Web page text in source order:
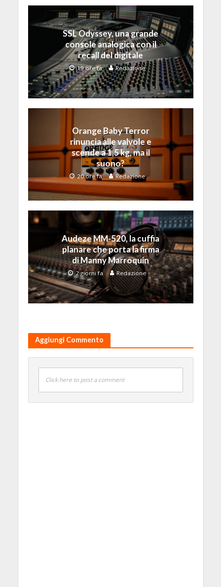
SSL Odyssey, una grande
console analogica con il
recall del digitale
19 ore fa Redazione
Orange Baby Terror
rinuncia alle valvole e
scende a 1,5 kg, ma il
suono?
20 ore fa Redazione
Audeze MM-520, la cuffia
planare che porta la firma
di Manny Marroquin
2 giorni fa Redazione
Aggiungi Commento
Click here to post a comment